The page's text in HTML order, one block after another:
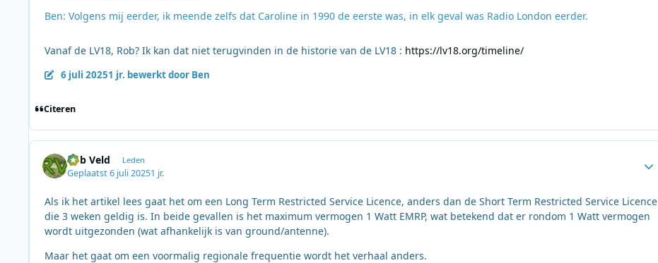
Ben: Volgens mij eerder, ik meende zelfs dat Caroline in 1990 de eerste was, in elk geval was Radio London eerder.
Vanaf de LV18, Rob? Ik kan dat niet terugvinden in de historie van de LV18 : https://lv18.org/timeline/
6 juli 20251 jr. bewerkt door Ben
Citeren
Rob Veld Leden
Geplaatst6 juli 20251 jr.
Als ik het artikel lees gaat het om een Long Term Restricted Service Licence, anders dan de Short Term Restricted Service Licence
die 3 weken geldig is. In beide gevallen is het maximum vermogen 1 Watt EMRP, wat betekend dat er rondom 1 Watt vermogen
wordt uitgezonden (wat afhankelijk is van ground/antenne).
Maar het gaat om een voormalig regionale frequentie wordt het verhaal anders.